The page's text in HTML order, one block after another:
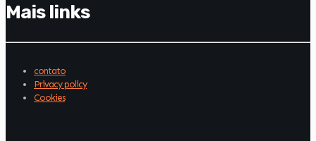
Mais links
contato
Privacy policy
Cookies